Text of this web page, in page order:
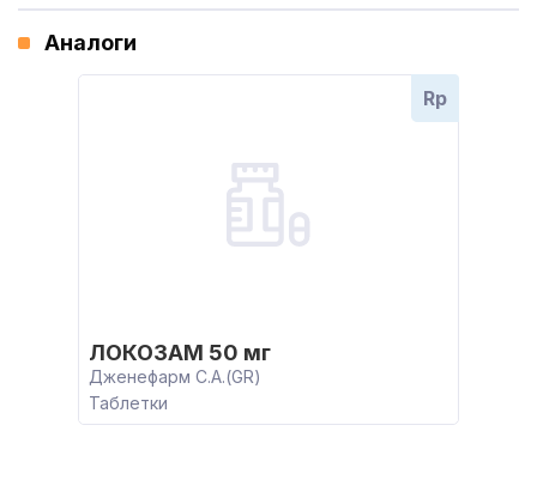
Аналоги
Rp
ЛОКОЗАМ 50 мг
Дженефарм С.А.(GR)
Таблетки